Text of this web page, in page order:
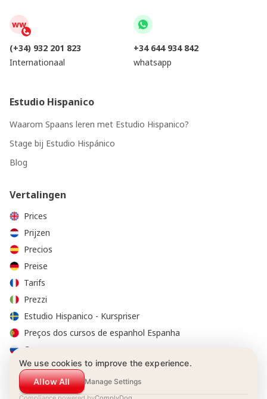
ww
(+34) 932 201 823
Internationaal
+34 644 934 842
whatsapp
Estudio Hispanico
Waarom Spaans leren met Estudio Hispanico?
Stage bij Estudio Hispánico
Blog
Vertalingen
Prices
Prijzen
Precios
Preise
Tarifs
Prezzi
Estudio Hispanico - Kurspriser
Preços dos cursos de espanhol Espanha
Стоимость курсов
We use cookies to improve the experience.
Allow All
Manage Settings